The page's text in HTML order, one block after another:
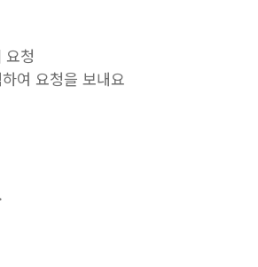
요청
여 요청을 보내요